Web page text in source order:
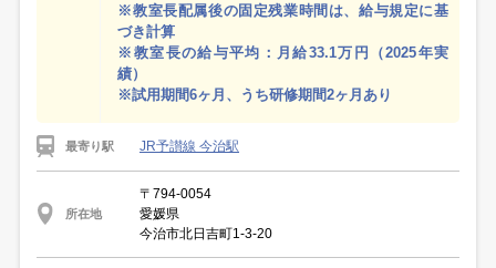
※教室長配属後の固定残業時間は、給与規定に基
づき計算
※教室長の給与平均：月給33.1万円（2025年実
績）
※試用期間6ヶ月、うち研修期間2ヶ月あり
最寄り駅 JR予讃線 今治駅
所在地
〒794-0054
愛媛県
今治市北日吉町1-3-20